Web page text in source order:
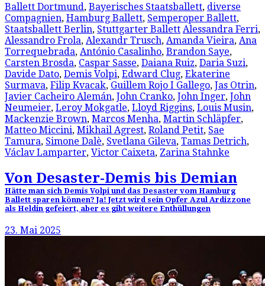
Ballett Dortmund, Bayerisches Staatsballett, diverse
Compagnien, Hamburg Ballett, Semperoper Ballett,
Staatsballett Berlin, Stuttgarter Ballett Alessandra Ferri,
Alessandro Frola, Alexandr Trusch, Amanda Vieira, Ana
Torrequebrada, António Casalinho, Brandon Saye,
Carsten Brosda, Caspar Sasse, Daiana Ruiz, Daria Suzi,
Davide Dato, Demis Volpi, Edward Clug, Ekaterine
Surmava, Filip Kvacak, Guillem Rojo I Gallego, Jas Otrin,
Javier Cacheiro Alemán, John Cranko, John Inger, John
Neumeier, Leroy Mokgatle, Lloyd Riggins, Louis Musin,
Mackenzie Brown, Marcos Menha, Martin Schläpfer,
Matteo Miccini, Mikhail Agrest, Roland Petit, Sae
Tamura, Simone Dalè, Svetlana Gileva, Tamas Detrich,
Václav Lamparter, Victor Caixeta, Zarina Stahnke
Von Desaster-Demis bis Demian
Hätte man sich Demis Volpi und das Desaster vom Hamburg
Ballett sparen können? Ja! Jetzt wird sein Opfer Azul Ardizzone
als Heldin gefeiert, aber es gibt weitere Enthüllungen
23. Mai 2025